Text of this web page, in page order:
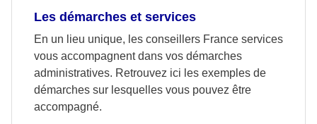
Les démarches et services
En un lieu unique, les conseillers France services
vous accompagnent dans vos démarches
administratives. Retrouvez ici les exemples de
démarches sur lesquelles vous pouvez être
accompagné.